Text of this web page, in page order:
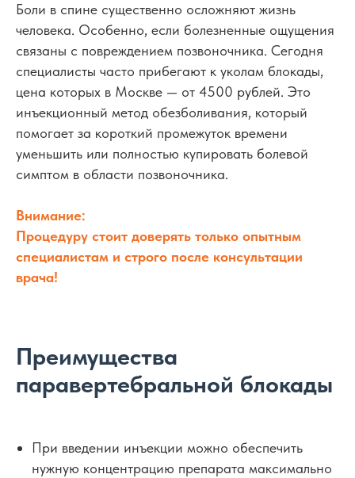
Боли в спине существенно осложняют жизнь
человека. Особенно, если болезненные ощущения
связаны с повреждением позвоночника. Сегодня
специалисты часто прибегают к уколам блокады,
цена которых в Москве — от 4500 рублей. Это
инъекционный метод обезболивания, который
помогает за короткий промежуток времени
уменьшить или полностью купировать болевой
симптом в области позвоночника.
Внимание:
Процедуру стоит доверять только опытным
специалистам и строго после консультации
врача!
Преимущества
паравертебральной блокады
При введении инъекции можно обеспечить
нужную концентрацию препарата максимально